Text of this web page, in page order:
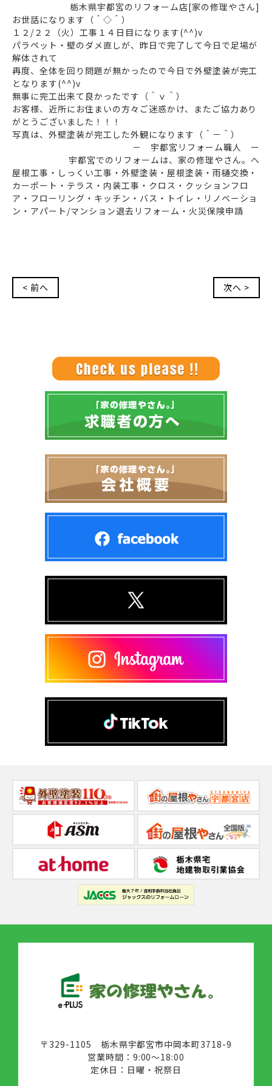
栃木県宇都宮のリフォーム店[家の修理やさん]
お世話になります（＾◇＾）
１２/２２（火）工事１４日目になります(^^)v
パラペット・壁のダメ直しが、昨日で完了して今日で足場が
解体されて
再度、全体を回り問題が無かったので今日で外壁塗装が完工
となります(^^)v
無事に完工出来て良かったです（＾ｖ＾）
お客様、近所にお住まいの方々ご迷惑かけ、またご協力あり
がとうございました！！！
写真は、外壁塗装が完工した外観になります（＾－＾）
－ 宇都宮リフォーム職人 ー
宇都宮でのリフォームは、家の修理やさん。へ
屋根工事・しっくい工事・外壁塗装・屋根塗装・雨樋交換・
カーポート・テラス・内装工事・クロス・クッションフロ
ア・フローリング・キッチン・バス・トイレ・リノベーショ
ン・アパート/マンション退去リフォーム・火災保険申請
< 前へ 次へ >
〒329-1105 栃木県宇都宮市中岡本町3718-9
営業時間：9:00～18:00
定休日：日曜・祝祭日